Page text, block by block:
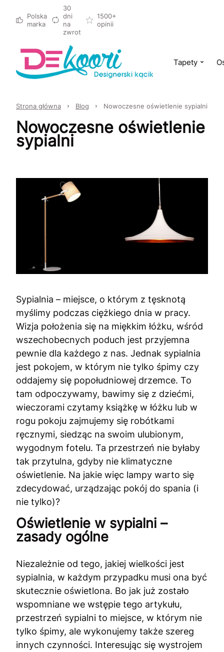
Polska
marka
30
dni
na
zwrot
1500+
opinii
Tapety
Strona główna Blog Nowoczesne oświetlenie sypialni
Nowoczesne oświetlenie
sypialni
Sypialnia – miejsce, o którym z tęsknotą
myślimy podczas ciężkiego dnia w pracy.
Wizja położenia się na miękkim łóżku, wśród
wszechobecnych poduch jest przyjemna
pewnie dla każdego z nas. Jednak sypialnia
jest pokojem, w którym nie tylko śpimy czy
oddajemy się popołudniowej drzemce. To
tam odpoczywamy, bawimy się z dziećmi,
wieczorami czytamy książkę w łóżku lub w
rogu pokoju zajmujemy się robótkami
ręcznymi, siedząc na swoim ulubionym,
wygodnym fotelu. Ta przestrzeń nie byłaby
tak przytulna, gdyby nie klimatyczne
oświetlenie. Na jakie więc lampy warto się
zdecydować, urządzając pokój do spania (i
nie tylko)?
Oświetlenie w sypialni –
zasady ogólne
Niezależnie od tego, jakiej wielkości jest
sypialnia, w każdym przypadku musi ona być
skutecznie oświetlona. Bo jak już zostało
wspomniane we wstępie tego artykułu,
przestrzeń sypialni to miejsce, w którym nie
tylko śpimy, ale wykonujemy także szereg
innych czynności. Interesując się wystrojem